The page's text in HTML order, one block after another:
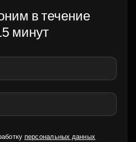
в течение
минут
персональных данных